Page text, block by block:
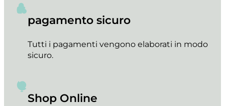
pagamento sicuro
Tutti i pagamenti vengono elaborati in modo
sicuro.
Shop Online